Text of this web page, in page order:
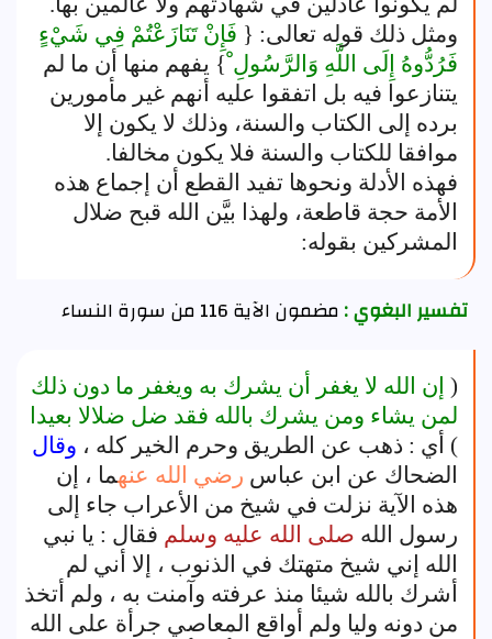
ومثل ذلك قوله تعالى: { فَإِنْ تَنَازَعْتُمْ فِي شَيْءٍ
فَرُدُّوهُ إِلَى اللَّهِ وَالرَّسُولِ ْ} يفهم منها أن ما لم
يتنازعوا فيه بل اتفقوا عليه أنهم غير مأمورين
برده إلى الكتاب والسنة، وذلك لا يكون إلا
موافقا للكتاب والسنة فلا يكون مخالفا.
فهذه الأدلة ونحوها تفيد القطع أن إجماع هذه
الأمة حجة قاطعة، ولهذا بيَّن الله قبح ضلال
المشركين بقوله:
تفسير البغوي :مضمون الآية 116 من سورة النساء
( إن الله لا يغفر أن يشرك به ويغفر ما دون ذلك
لمن يشاء ومن يشرك بالله فقد ضل ضلالا بعيدا
) أي : ذهب عن الطريق وحرم الخير كله ، وقال
الضحاك عن ابن عباس رضي الله عنهما ، إن
هذه الآية نزلت في شيخ من الأعراب جاء إلى
رسول الله صلى الله عليه وسلم فقال : يا نبي
الله إني شيخ متهتك في الذنوب ، إلا أني لم
أشرك بالله شيئا منذ عرفته وآمنت به ، ولم أتخذ
من دونه وليا ولم أواقع المعاصي جرأة على الله